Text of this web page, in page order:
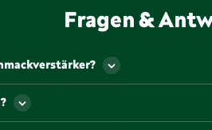
Fragen &
werden jene
oder den Geruch eines Lebensmittels
Geschmacksverstärker mit so